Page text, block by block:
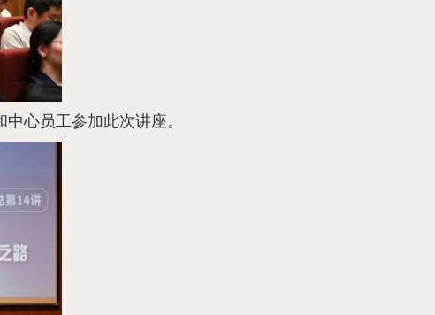
心员工参加此次讲座。